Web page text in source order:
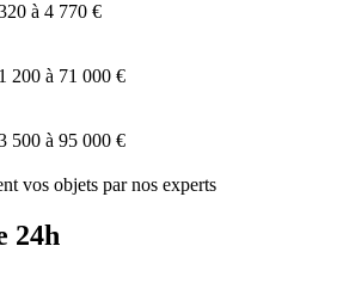
à 4 770 €
200 à 71 000 €
500 à 95 000 €
vos objets par nos experts
24h